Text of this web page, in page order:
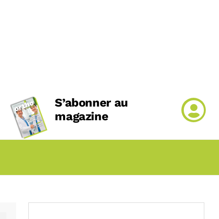
S’abonner au
magazine